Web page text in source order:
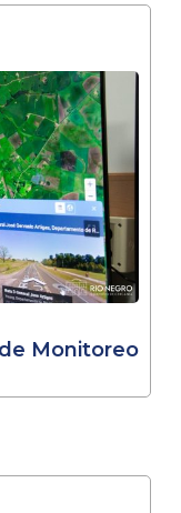
Monitoreo